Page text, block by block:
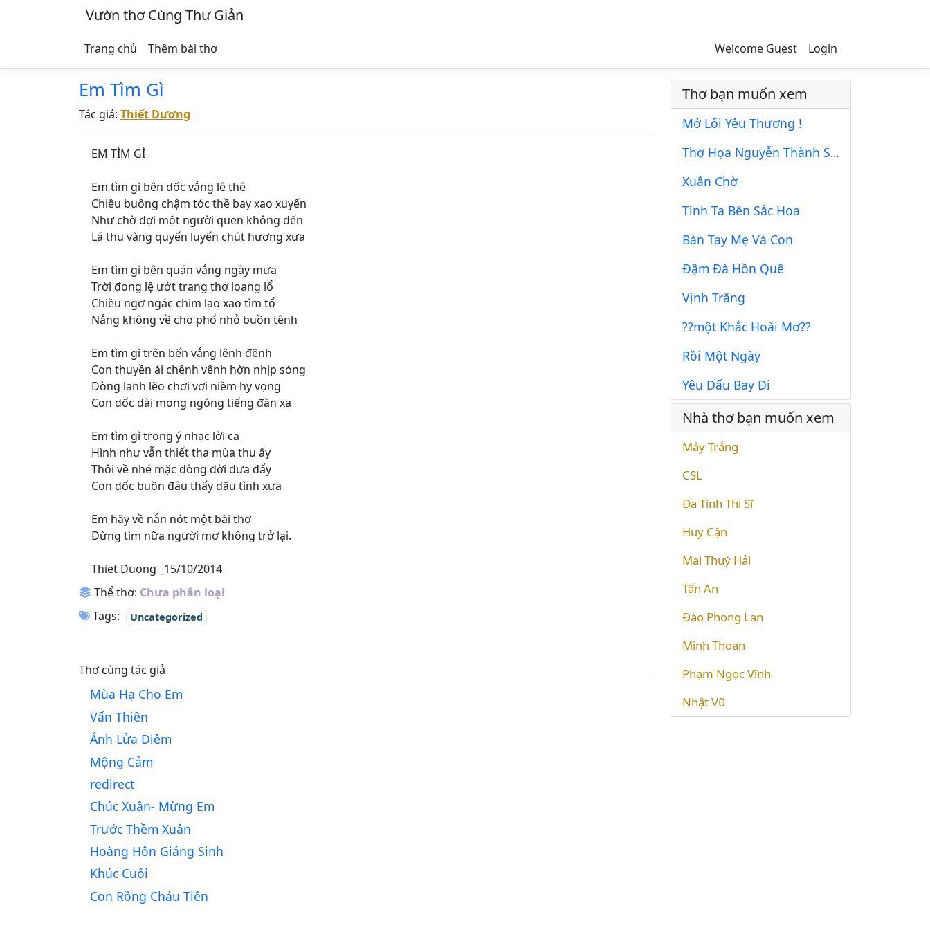
Vườn thơ Cùng Thư Giản
Trang chủ Thêm bài thơ Welcome Guest Login
Em Tìm Gì
Tác giả: Thiết Dương
EM TÌM GÌ
Em tìm gì bên dốc vắng lê thê
Chiều buông chậm tóc thề bay xao xuyến
Như chờ đợi một người quen không đến
Lá thu vàng quyến luyến chút hương xưa
Em tìm gì bên quán vắng ngày mưa
Trời đong lệ ướt trang thơ loang lổ
Chiều ngơ ngác chim lao xao tìm tổ
Nắng không về cho phố nhỏ buồn tênh
Em tìm gì trên bến vắng lênh đênh
Con thuyền ái chênh vênh hờn nhịp sóng
Dòng lạnh lẽo chơi vơi niềm hy vọng
Con dốc dài mong ngóng tiếng đàn xa
Em tìm gì trong ý nhạc lời ca
Hình như vẫn thiết tha mùa thu ấy
Thôi về nhé mặc dòng đời đưa đẩy
Con dốc buồn đâu thấy dấu tình xưa
Em hãy về nắn nót một bài thơ
Đừng tìm nữa người mơ không trở lại.
Thiet Duong _15/10/2014
Thể thơ: Chưa phân loại
Tags:
Uncategorized
Thơ cùng tác giả
Mùa Hạ Cho Em
Vấn Thiên
Ánh Lửa Diêm
Mộng Cảm
redirect
Chúc Xuân- Mừng Em
Trước Thềm Xuân
Hoàng Hôn Giáng Sinh
Khúc Cuối
Con Rồng Cháu Tiên
Thơ bạn muốn xem
Mở Lối Yêu Thương !
Thơ Họa Nguyễn Thành Sáng & Tam Muội (233)
Xuân Chờ
Tình Ta Bên Sắc Hoa
Bàn Tay Mẹ Và Con
Đậm Đà Hồn Quê
Vịnh Trăng
??một Khắc Hoài Mơ??
Rồi Một Ngày
Yêu Dấu Bay Đi
Nhà thơ bạn muốn xem
Mây Trắng
CSL
Đa Tình Thi Sĩ
Huy Cận
Mai Thuý Hải
Tấn An
Đào Phong Lan
Minh Thoan
Phạm Ngọc Vĩnh
Nhật Vũ